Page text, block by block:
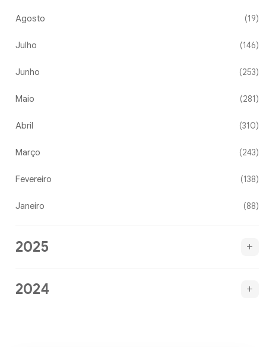
Agosto (19)
Julho (146)
Junho (253)
Maio (281)
Abril (310)
Março (243)
Fevereiro (138)
Janeiro (88)
2025
2024